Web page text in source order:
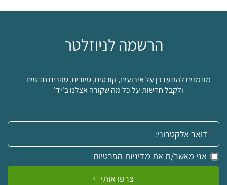
הרשמה לניוזלטר
מוזמנים להתעדכן על אירועים, קורסים, סיורים, ספרים חדשים
ולקבל חדשות על כל מה שקורה אצלנו ב'יד'
אימייל:
אני מאשר/ת את מדיניות הפרטיות
צרפו אותי